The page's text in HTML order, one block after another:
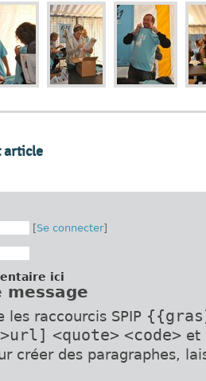
article
[Se connecter]
ici
message
les raccourcis SPIP
<quote> <code>et
créer des paragraphes,